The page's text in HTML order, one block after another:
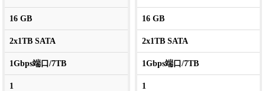
16 GB
2x1TB SATA
1Gbps端口/7TB
1
16 GB
2x1TB SATA
1Gbps端口/7TB
1